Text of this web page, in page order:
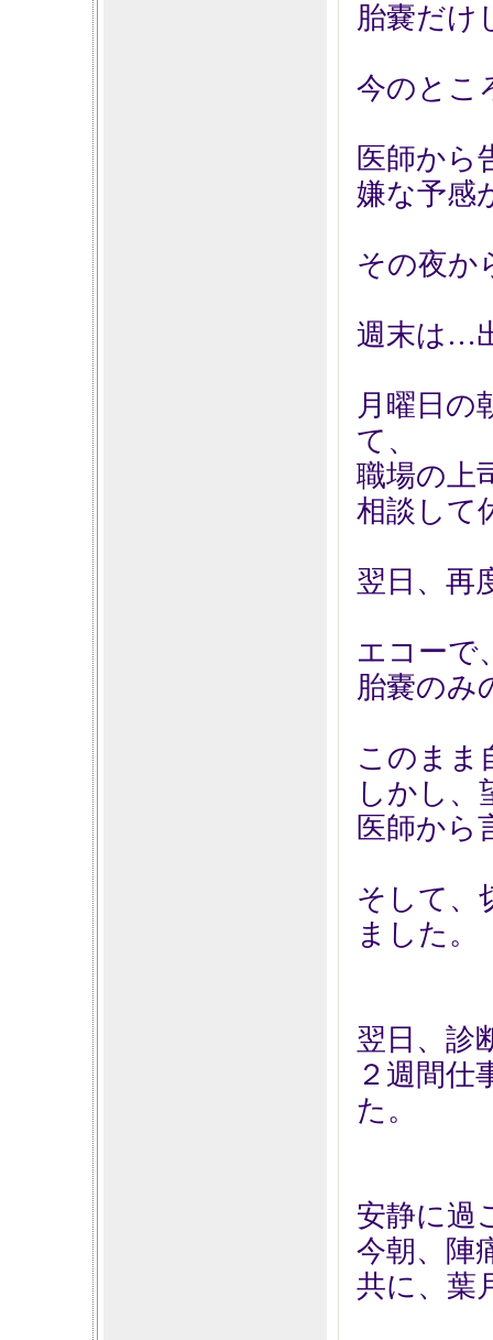
胎嚢だけ
今のとこ
医師から
嫌な予感
その夜か
週末は…
月曜日の
て、
職場の上
相談して
翌日、再
エコーで
胎嚢のみ
このまま
しかし、
医師から
そして、
ました。
翌日、診
２週間仕
た。
安静に過
今朝、陣
共に、葉